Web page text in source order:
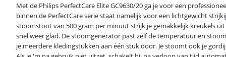
Met de Philips PerfectCare Elite GC9630/20 ga je voor een
binnen de PerfectCare serie staat namelijk voor een lichtgewicht
stoomstoot van 500 gram per minuut strijk je gemakkelijk kreukels
snel weer glad. De stoomgenerator past zelf de temperatuur en
je meerdere kledingstukken aan één stuk door. Je stoomt ook je